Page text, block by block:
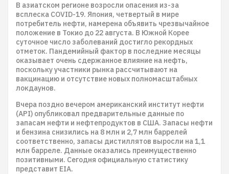
В азиатском регионе возросли опасения из-за
всплеска COVID-19. Япония, четвертый в мире
потребитель нефти, намерена объявить чрезвычайное
положение в Токио до 22 августа. В Южной Корее
суточное число заболеваний достигло рекордных
отметок. Пандемийный фактор в последние месяцы
оказывает очень сдержанное влияние на нефть,
поскольку участники рынка рассчитывают на
вакцинацию и отсутствие новых полномасштабных
локдаунов.
Вчера поздно вечером американский институт нефти
(API) опубликовал предварительные данные по
запасам нефти и нефтепродуктов в США. Запасы нефти
и бензина снизились на 8 млн и 2,7 млн баррелей
соответственно, запасы дистиллятов выросли на 1,1
млн барреле. Данные оказались преимущественно
позитивными. Сегодня официальную статистику
представит EIA.